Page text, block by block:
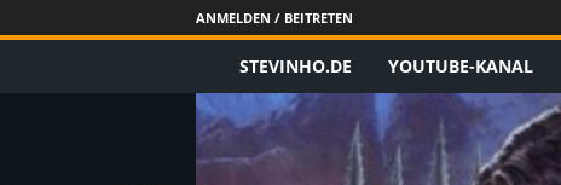
ANMELDEN / BEITRETEN
t
STEVINHO.DE YOUTUBE-KANAL